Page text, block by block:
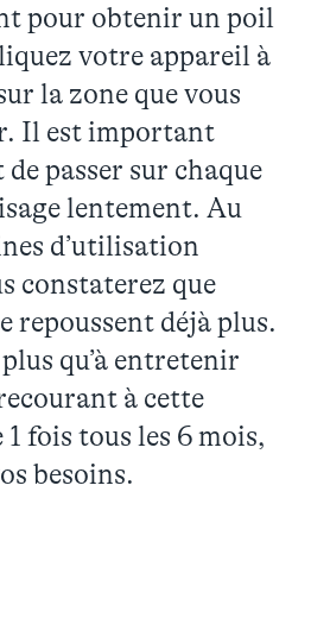
pour obtenir un poil
votre appareil à
la zone que vous
Il est important
de passer sur chaque
lentement. Au
d’utilisation
constaterez que
repoussent déjà plus.
qu’à entretenir
à cette
fois tous les 6 mois,
besoins.